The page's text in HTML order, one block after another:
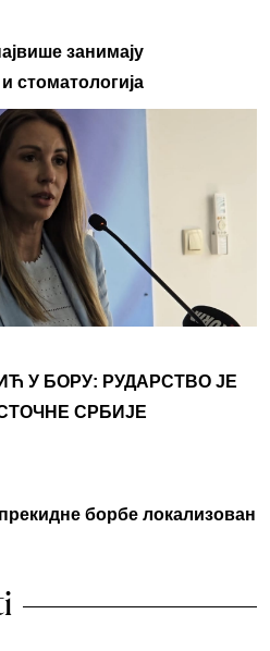
занимају
стоматологија
У БОРУ: РУДАРСТВО ЈЕ
СРБИЈЕ
борбе локализован